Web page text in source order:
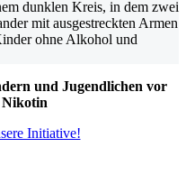
und Jugendlichen vor
Initiative!